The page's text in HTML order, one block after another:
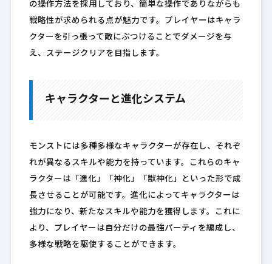
の操作方法を採用しており、簡単な操作でありながらも
戦略性が求められる点が魅力です。プレイヤーはキャラ
クターを引っ張って敵にぶつけることでダメージを与
え、ステージクリアを目指します。
キャラクターと進化システム
モンストには多種多様なキャラクターが存在し、それぞ
れが異なるスキルや能力を持っています。これらのキャ
ラクターは「進化」「神化」「獣神化」といった形で成
長させることが可能です。進化によってキャラクターは
強力になり、新たなスキルや能力を獲得します。これに
より、プレイヤーは自分だけの最強パーティを編成し、
多様な戦略を駆使することができます。